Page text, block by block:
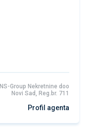
NS-Group Nekretnine doo
Novi Sad, Reg.br. 711
Profil agenta